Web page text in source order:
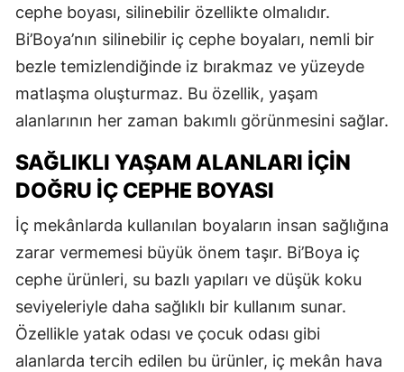
cephe boyası, silinebilir özellikte olmalıdır.
Bi’Boya’nın silinebilir iç cephe boyaları, nemli bir
bezle temizlendiğinde iz bırakmaz ve yüzeyde
matlaşma oluşturmaz. Bu özellik, yaşam
alanlarının her zaman bakımlı görünmesini sağlar.
SAĞLIKLI YAŞAM ALANLARI İÇIN
DOĞRU İÇ CEPHE BOYASI
İç mekânlarda kullanılan boyaların insan sağlığına
zarar vermemesi büyük önem taşır. Bi’Boya iç
cephe ürünleri, su bazlı yapıları ve düşük koku
seviyeleriyle daha sağlıklı bir kullanım sunar.
Özellikle yatak odası ve çocuk odası gibi
alanlarda tercih edilen bu ürünler, iç mekân hava